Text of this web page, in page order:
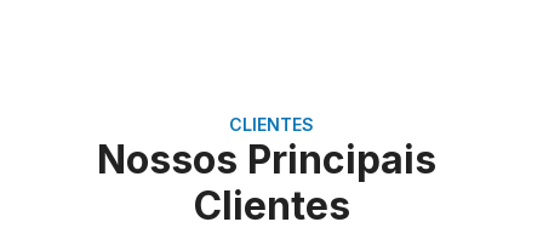
CLIENTES
Nossos Principais
Clientes